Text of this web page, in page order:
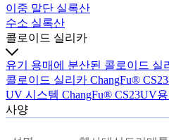
이중 말단 실록산
수소 실록산
콜로이드 실리카
유기 용매에 분산된 콜로이드 실
콜로이드 실리카 ChangFu®
UV 시스템 ChangFu® CS23UV
사양